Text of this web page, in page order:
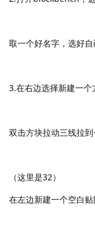
取一个好名字，选好
3.在右边选择新建一个
双击方块拉动三线拉到
（这里是32）
在左边新建一个空白